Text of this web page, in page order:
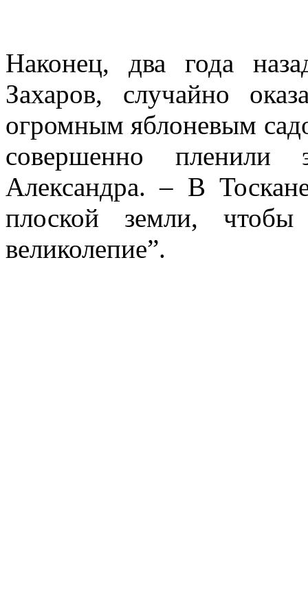
Наконец, два года
Захаров, случайно
огромным яблоневым
совершенно
Александра. – В
плоской земли,
великолепие”.